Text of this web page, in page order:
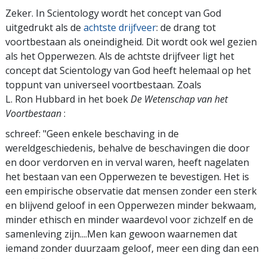
Zeker. In Scientology wordt het concept van God
uitgedrukt als de achtste drijfveer: de drang tot
voortbestaan als oneindigheid. Dit wordt ook wel gezien
als het Opperwezen. Als de achtste drijfveer ligt het
concept dat Scientology van God heeft helemaal op het
toppunt van universeel voortbestaan. Zoals
L. Ron Hubbard in het boekDe Wetenschap van het
Voortbestaan:
schreef: "Geen enkele beschaving in de
wereldgeschiedenis, behalve de beschavingen die door
en door verdorven en in verval waren, heeft nagelaten
het bestaan van een Opperwezen te bevestigen. Het is
een empirische observatie dat mensen zonder een sterk
en blijvend geloof in een Opperwezen minder bekwaam,
minder ethisch en minder waardevol voor zichzelf en de
samenleving zijn....Men kan gewoon waarnemen dat
iemand zonder duurzaam geloof, meer een ding dan een